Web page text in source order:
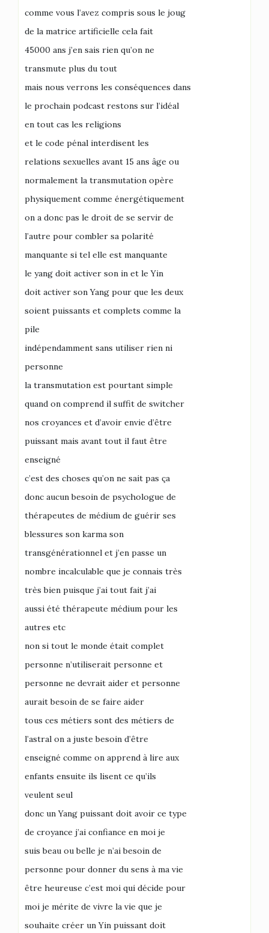
comme vous l’avez compris sous le joug
de la matrice artificielle cela fait
45000 ans j’en sais rien qu’on ne
transmute plus du tout
mais nous verrons les conséquences dans
le prochain podcast restons sur l’idéal
en tout cas les religions
et le code pénal interdisent les
relations sexuelles avant 15 ans âge ou
normalement la transmutation opère
physiquement comme énergétiquement
on a donc pas le droit de se servir de
l’autre pour combler sa polarité
manquante si tel elle est manquante
le yang doit activer son in et le Yin
doit activer son Yang pour que les deux
soient puissants et complets comme la
pile
indépendamment sans utiliser rien ni
personne
la transmutation est pourtant simple
quand on comprend il suffit de switcher
nos croyances et d’avoir envie d’être
puissant mais avant tout il faut être
enseigné
c’est des choses qu’on ne sait pas ça
donc aucun besoin de psychologue de
thérapeutes de médium de guérir ses
blessures son karma son
transgénérationnel et j’en passe un
nombre incalculable que je connais très
très bien puisque j’ai tout fait j’ai
aussi été thérapeute médium pour les
autres etc
non si tout le monde était complet
personne n’utiliserait personne et
personne ne devrait aider et personne
aurait besoin de se faire aider
tous ces métiers sont des métiers de
l’astral on a juste besoin d’être
enseigné comme on apprend à lire aux
enfants ensuite ils lisent ce qu’ils
veulent seul
donc un Yang puissant doit avoir ce type
de croyance j’ai confiance en moi je
suis beau ou belle je n’ai besoin de
personne pour donner du sens à ma vie
être heureuse c’est moi qui décide pour
moi je mérite de vivre la vie que je
souhaite créer un Yin puissant doit